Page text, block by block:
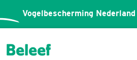
Vogelbescherming Nederland